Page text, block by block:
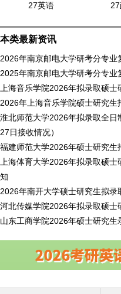
27英语
本类最新资讯
2026年南京邮电大学研考分专
2025年南京邮电大学研考分专
上海音乐学院2026年拟录取硕
2026年上海音乐学院硕士研究生
淮北师范大学2026年拟录取全
27日接收情况）
福建师范大学2026年硕士研究生
上海体育大学2026年拟录取硕
知
2026年南开大学硕士研究生拟录
河北传媒学院2026年拟录取硕士
山东工商学院2026年硕士研究生